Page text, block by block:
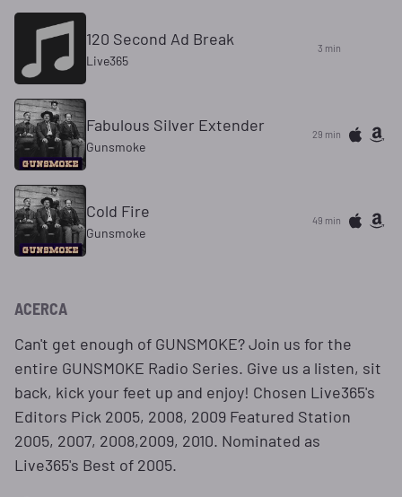
120 Second Ad Break
Live365
3 min
Fabulous Silver Extender
Gunsmoke
29 min
Cold Fire
Gunsmoke
49 min
ACERCA
Can't get enough of GUNSMOKE? Join us for the
entire GUNSMOKE Radio Series. Give us a listen, sit
back, kick your feet up and enjoy! Chosen Live365's
Editors Pick 2005, 2008, 2009 Featured Station
2005, 2007, 2008,2009, 2010. Nominated as
Live365's Best of 2005.